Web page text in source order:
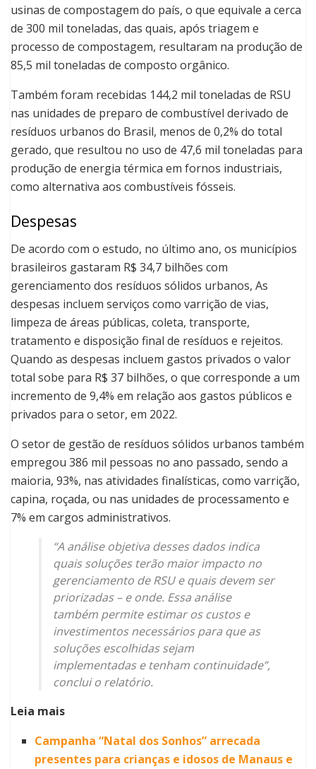
usinas de compostagem do país, o que equivale a cerca
de 300 mil toneladas, das quais, após triagem e
processo de compostagem, resultaram na produção de
85,5 mil toneladas de composto orgânico.
Também foram recebidas 144,2 mil toneladas de RSU
nas unidades de preparo de combustível derivado de
resíduos urbanos do Brasil, menos de 0,2% do total
gerado, que resultou no uso de 47,6 mil toneladas para
produção de energia térmica em fornos industriais,
como alternativa aos combustíveis fósseis.
Despesas
De acordo com o estudo, no último ano, os municípios
brasileiros gastaram R$ 34,7 bilhões com
gerenciamento dos resíduos sólidos urbanos, As
despesas incluem serviços como varrição de vias,
limpeza de áreas públicas, coleta, transporte,
tratamento e disposição final de resíduos e rejeitos.
Quando as despesas incluem gastos privados o valor
total sobe para R$ 37 bilhões, o que corresponde a um
incremento de 9,4% em relação aos gastos públicos e
privados para o setor, em 2022.
O setor de gestão de resíduos sólidos urbanos também
empregou 386 mil pessoas no ano passado, sendo a
maioria, 93%, nas atividades finalísticas, como varrição,
capina, roçada, ou nas unidades de processamento e
7% em cargos administrativos.
“A análise objetiva desses dados indica
quais soluções terão maior impacto no
gerenciamento de RSU e quais devem ser
priorizadas – e onde. Essa análise
também permite estimar os custos e
investimentos necessários para que as
soluções escolhidas sejam
implementadas e tenham continuidade”,
conclui o relatório.
Leia mais
Campanha “Natal dos Sonhos” arrecada
presentes para crianças e idosos de Manaus e